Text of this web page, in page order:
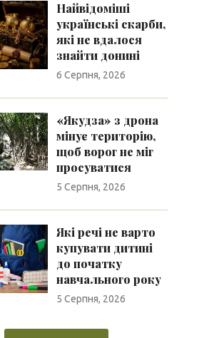
Найвідоміші
українські скарби,
які не вдалося
знайти донині
6 Серпня, 2026
«Якудза» з дрона
мінує територію,
щоб ворог не міг
просуватися
5 Серпня, 2026
Які речі не варто
купувати дитині
до початку
навчального року
5 Серпня, 2026